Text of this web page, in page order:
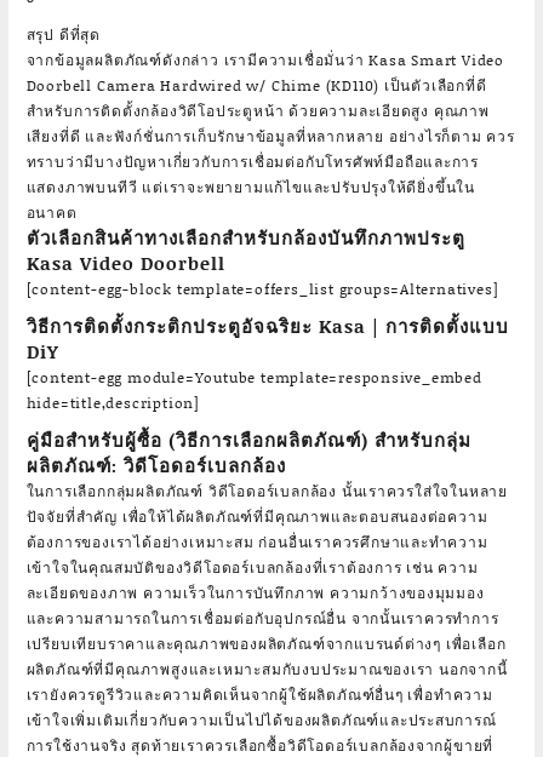
สรุป ดีที่สุด
จากข้อมูลผลิตภัณฑ์ดังกล่าว เรามีความเชื่อมั่นว่า Kasa Smart Video
Doorbell Camera Hardwired w/ Chime (KD110) เป็นตัวเลือกที่ดี
สำหรับการติดตั้งกล้องวิดีโอประตูหน้า ด้วยความละเอียดสูง คุณภาพ
เสียงที่ดี และฟังก์ชั่นการเก็บรักษาข้อมูลที่หลากหลาย อย่างไรก็ตาม ควร
ทราบว่ามีบางปัญหาเกี่ยวกับการเชื่อมต่อกับโทรศัพท์มือถือและการ
แสดงภาพบนทีวี แต่เราจะพยายามแก้ไขและปรับปรุงให้ดียิ่งขึ้นใน
อนาคต
ตัวเลือกสินค้าทางเลือกสำหรับกล้องบันทึกภาพประตู
Kasa Video Doorbell
[content-egg-block template=offers_list groups=Alternatives]
วิธีการติดตั้งกระติกประตูอัจฉริยะ Kasa | การติดตั้งแบบ
DiY
[content-egg module=Youtube template=responsive_embed
hide=title,description]
คู่มือสำหรับผู้ซื้อ (วิธีการเลือกผลิตภัณฑ์) สำหรับกลุ่ม
ผลิตภัณฑ์: วิดีโอดอร์เบลกล้อง
ในการเลือกกลุ่มผลิตภัณฑ์ วิดีโอดอร์เบลกล้อง นั้นเราควรใส่ใจในหลาย
ปัจจัยที่สำคัญ เพื่อให้ได้ผลิตภัณฑ์ที่มีคุณภาพและตอบสนองต่อความ
ต้องการของเราได้อย่างเหมาะสม ก่อนอื่นเราควรศึกษาและทำความ
เข้าใจในคุณสมบัติของวิดีโอดอร์เบลกล้องที่เราต้องการ เช่น ความ
ละเอียดของภาพ ความเร็วในการบันทึกภาพ ความกว้างของมุมมอง
และความสามารถในการเชื่อมต่อกับอุปกรณ์อื่น จากนั้นเราควรทำการ
เปรียบเทียบราคาและคุณภาพของผลิตภัณฑ์จากแบรนด์ต่างๆ เพื่อเลือก
ผลิตภัณฑ์ที่มีคุณภาพสูงและเหมาะสมกับงบประมาณของเรา นอกจากนี้
เรายังควรดูรีวิวและความคิดเห็นจากผู้ใช้ผลิตภัณฑ์อื่นๆ เพื่อทำความ
เข้าใจเพิ่มเติมเกี่ยวกับความเป็นไปได้ของผลิตภัณฑ์และประสบการณ์
การใช้งานจริง สุดท้ายเราควรเลือกซื้อวิดีโอดอร์เบลกล้องจากผู้ขายที่